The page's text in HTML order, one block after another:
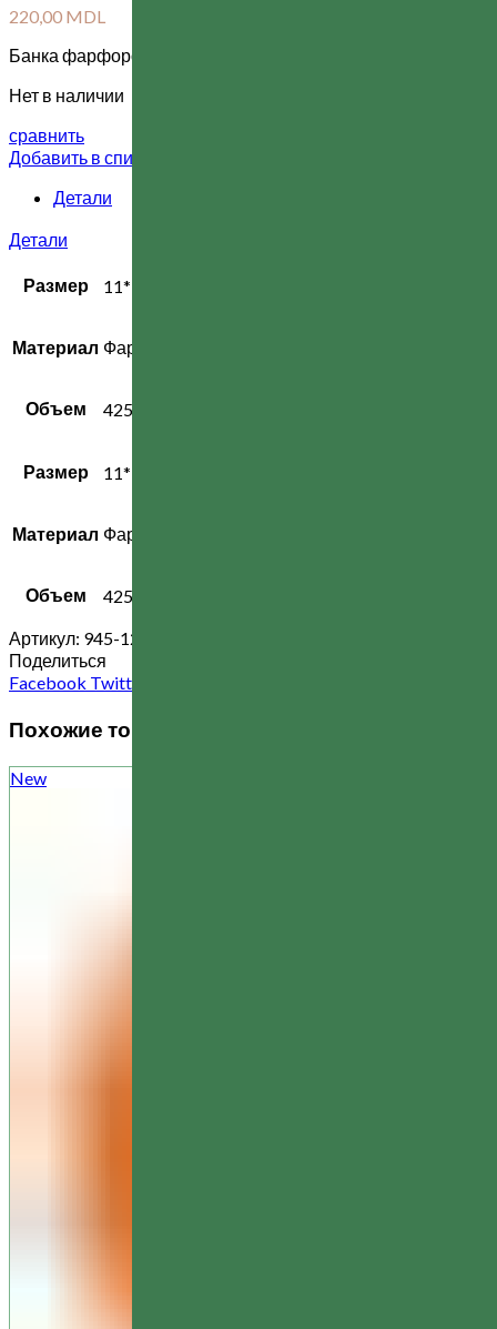
220,00 MDL
Банка фарфоровая 425мл с бамбуковой крышкой Tea time,
Нет в наличии
сравнить
Добавить в список желаний
Детали
Детали
Размер 11*11*7.8
Материал Фарфор, ,
Объем 425
Размер 11*11*7.8
Материал Фарфор, ,
Объем
425
Артикул: 945-121
Поделиться
Facebook Twitter
Похожие товары
New